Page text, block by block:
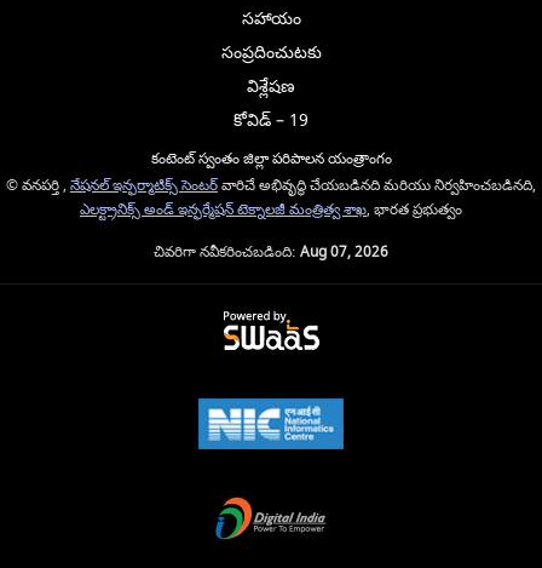
సహాయం
సంప్రదించుటకు
విశ్లేషణ
కోవిడ్ – 19
కంటెంట్ స్వంతం జిల్లా పరిపాలన యంత్రాంగం
© వనపర్తి , నేషనల్ ఇన్ఫర్మాటిక్స్ సెంటర్వారిచే అభివృద్ధి చేయబడినది మరియు నిర్వహించబడినది,
ఎలక్ట్రానిక్స్ అండ్ ఇన్ఫర్మేషన్ టెక్నాలజీ మంత్రిత్వ శాఖ, భారత ప్రభుత్వం
చివరిగా నవీకరించబడింది: Aug 07, 2026